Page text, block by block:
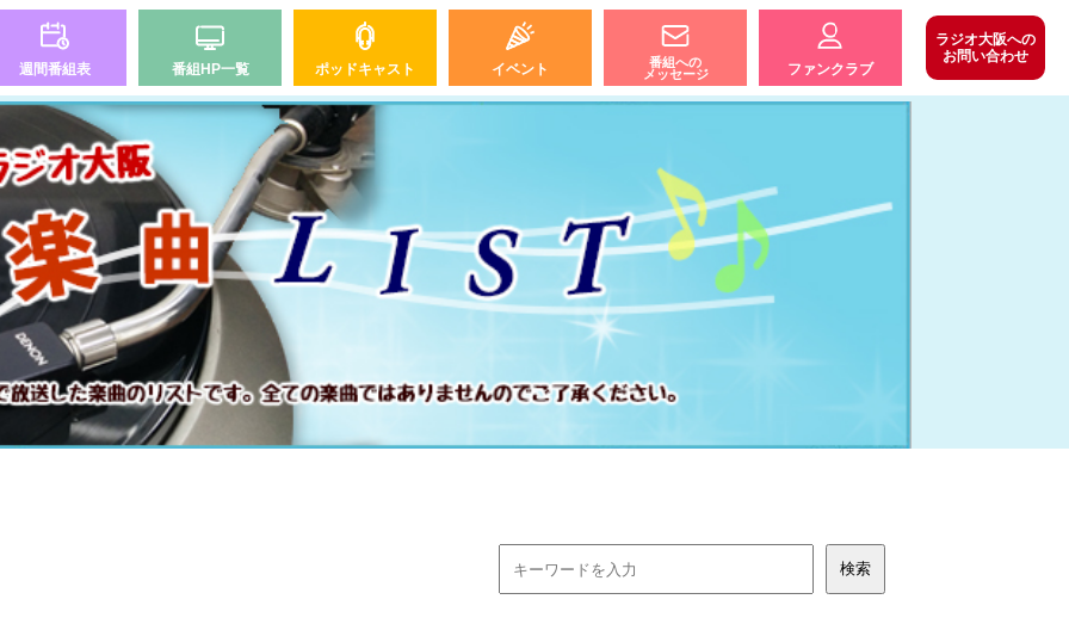
週間番組表 番組HP一覧 ポッドキャスト イベント
番組への
メッセージ
ファンクラブ
ラジオ大阪への
お問い合わせ